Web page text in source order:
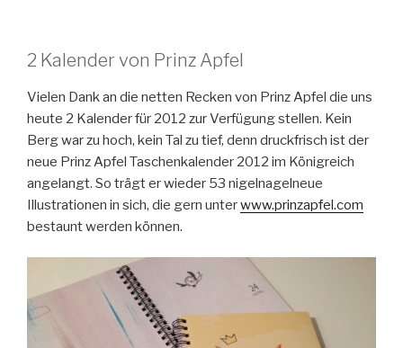
2 Kalender von Prinz Apfel
Vielen Dank an die netten Recken von Prinz Apfel die uns
heute 2 Kalender für 2012 zur Verfügung stellen. Kein
Berg war zu hoch, kein Tal zu tief, denn druckfrisch ist der
neue Prinz Apfel Taschenkalender 2012 im Königreich
angelangt. So trägt er wieder 53 nigelnagelneue
Illustrationen in sich, die gern unterwww.prinzapfel.com
bestaunt werden können.